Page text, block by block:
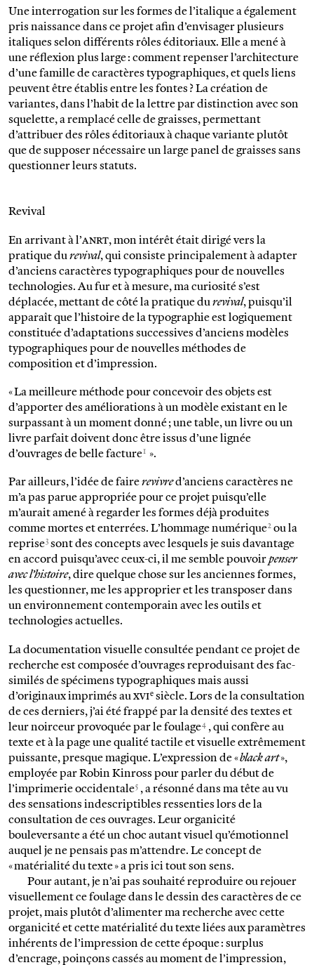
Une interrogation sur les formes de l’italique a également
pris naissance dans ce projet afin d’envisager plusieurs
italiques selon différents rôles éditoriaux. Elle a mené à
une réflexion plus large : comment repenser l’architecture
d’une famille de caractères typographiques, et quels liens
peuvent être établis entre les fontes ? La création de
variantes, dans l’habit de la lettre par distinction avec son
squelette, a remplacé celle de graisses, permettant
d’attribuer des rôles éditoriaux à chaque variante plutôt
que de supposer nécessaire un large panel de graisses sans
questionner leurs statuts.
Revival
En arrivant à l’anrt, mon intérêt était dirigé vers la
pratique durevival, qui consiste principalement à adapter
d’anciens caractères typographiques pour de nouvelles
technologies. Au fur et à mesure, ma curiosité s’est
déplacée, mettant de côté la pratique durevival, puisqu’il
apparaît que l’histoire de la typographie est logiquement
constituée d’adaptations successives d’anciens modèles
typographiques pour de nouvelles méthodes de
composition et d’impression.
« La meilleure méthode pour concevoir des objets est
d’apporter des améliorations à un modèle existant en le
surpassant à un moment donné ; une table, un livre ou un
livre parfait doivent donc être issus d’une lignée
d’ouvrages de belle facture1 ».
Par ailleurs, l’idée de fairerevivred’anciens caractères ne
m’a pas parue appropriée pour ce projet puisqu’elle
m’aurait amené à regarder les formes déjà produites
comme mortes et enterrées. L’hommage numérique2 ou la
reprise3 sont des concepts avec lesquels je suis davantage
en accord puisqu’avec ceux-ci, il me semble pouvoirpenser
avec l’histoire, dire quelque chose sur les anciennes formes,
les questionner, me les approprier et les transposer dans
un environnement contemporain avec les outils et
technologies actuelles.
La documentation visuelle consultée pendant ce projet de
recherche est composée d’ouvrages reproduisant des fac-
similés de spécimens typographiques mais aussi
d’originaux imprimés au xvie siècle. Lors de la consultation
de ces derniers, j’ai été frappé par la densité des textes et
leur noirceur provoquée par le foulage4 , qui confère au
texte et à la page une qualité tactile et visuelle extrêmement
puissante, presque magique. L’expression de «black art»,
employée par Robin Kinross pour parler du début de
l’imprimerie occidentale5 , a résonné dans ma tête au vu
des sensations indescriptibles ressenties lors de la
consultation de ces ouvrages. Leur organicité
bouleversante a été un choc autant visuel qu’émotionnel
auquel je ne pensais pas m’attendre. Le concept de
« matérialité du texte » a pris ici tout son sens.
Pour autant, je n’ai pas souhaité reproduire ou rejouer
visuellement ce foulage dans le dessin des caractères de ce
projet, mais plutôt d’alimenter ma recherche avec cette
organicité et cette matérialité du texte liées aux paramètres
inhérents de l’impression de cette époque : surplus
d’encrage, poinçons cassés au moment de l’impression,